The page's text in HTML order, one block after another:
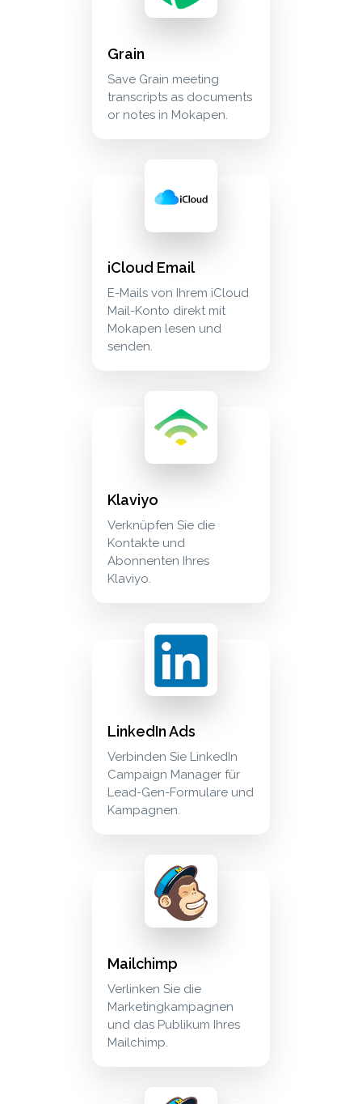
Grain
Save Grain meeting
transcripts as documents
or notes in Mokapen.
iCloud Email
E-Mails von Ihrem iCloud
Mail-Konto direkt mit
Mokapen lesen und
senden.
klaviyo verknüpfen sie die kontakte und
Klaviyo
Verknüpfen Sie die
Kontakte und
Abonnenten Ihres
Klaviyo.
linkedin ads verbinden sie linkedin
LinkedIn Ads
Verbinden Sie LinkedIn
Campaign Manager für
Lead-Gen-Formulare und
Kampagnen.
mailchimp verlinken sie die
Mailchimp
Verlinken Sie die
Marketingkampagnen
und das Publikum Ihres
Mailchimp.